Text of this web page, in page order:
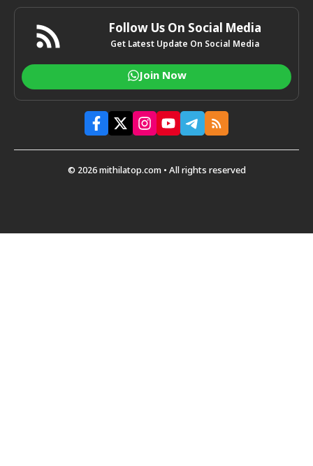
Follow Us On Social Media
Get Latest Update On Social Media
Join Now
© 2026 mithilatop.com • All rights reserved